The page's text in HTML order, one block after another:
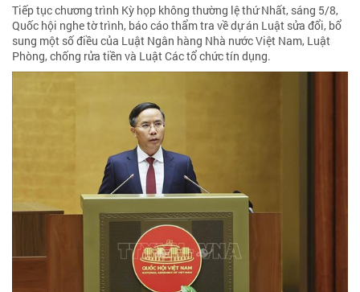
Tiếp tục chương trình Kỳ họp không thường lệ thứ Nhất, sáng 5/8,
Quốc hội nghe tờ trình, báo cáo thẩm tra về dự án Luật sửa đổi, bổ
sung một số điều của Luật Ngân hàng Nhà nước Việt Nam, Luật
Phòng, chống rửa tiền và Luật Các tổ chức tín dụng.